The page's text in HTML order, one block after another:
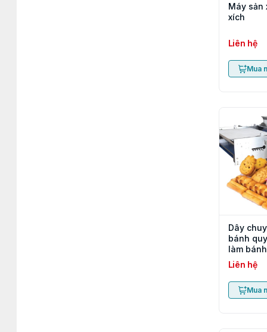
Máy sản
xích
Liên hệ
Mua
Dây
bánh
làm
nhân
(Dòng
Liên hệ
Mua